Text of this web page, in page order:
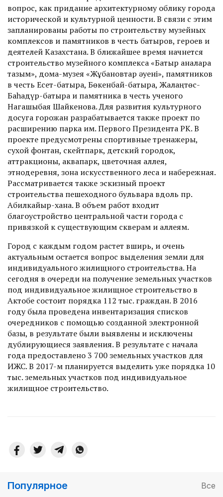
вопрос, как придание архитектурному облику города
исторической и культурной ценности. В связи с этим
запланированы работы по строительству музейных
комплексов и памятников в честь батыров, героев и
деятелей Казахстана. В ближайшее время начнется
строительство музейного комплекса «Батыр аналарға
тағзым», дома-музея «Жұбановтар әуені», памятников
в честь Есет-батыра, Бөкенбай-батыра, Жалаңтөс-
Баһадүр-батыра и памятника в честь ученого
Нагашыбая Шайкенова. Для развития культурного
досуга горожан разрабатывается также проект по
расширению парка им. Первого Президента РК. В
проек­те предусмотрены спортивные тренажеры,
сухой фонтан, скейтпарк, детский городок,
аттракционы, аквапарк, цветочная аллея,
этнодеревня, зона искусственного леса и набережная.
Рассматривается также эскизный проект
строительства пешеходного бульвара вдоль пр.
Абилкайыр-хана. В объем работ входит
благоустройство центральной части города с
привязкой к существующим скверам и аллеям.
Город с каждым годом растет вширь, и очень
актуальным остается вопрос выделения земли для
индивидуального жилищного строительства. На
сегодня в очереди на получение земельных участков
под индивидуальное жилищное строительство в
Актобе состоит порядка 112 тыс. граждан. В 2016
году была проведена инвентаризация списков
очередников с помощью созданной электрон­ной
базы, в результате были выявлены и исключены
дублирующиеся заявления. В результате с начала
года предоставлено 3 700 земельных участков для
ИЖС. В 2017-м планируется выделить уже порядка 10
тыс. земельных участков под индивидуальное
жилищное строительство.
Популярное Все